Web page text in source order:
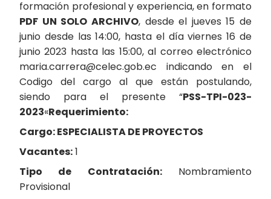
formación profesional y experiencia, en formato
PDF UN SOLO ARCHIVO, desde el jueves 15 de
junio desde las 14:00, hasta el día viernes 16 de
junio 2023 hasta las 15:00, al correo electrónico
maria.carrera@celec.gob.ec indicando en el
Codigo del cargo al que están postulando,
siendo para el presente “PSS-TPI-023-
2023«Requerimiento:
Cargo:ESPECIALISTA DE PROYECTOS
Vacantes:1
Tipo de Contratación:Nombramiento
Provisional